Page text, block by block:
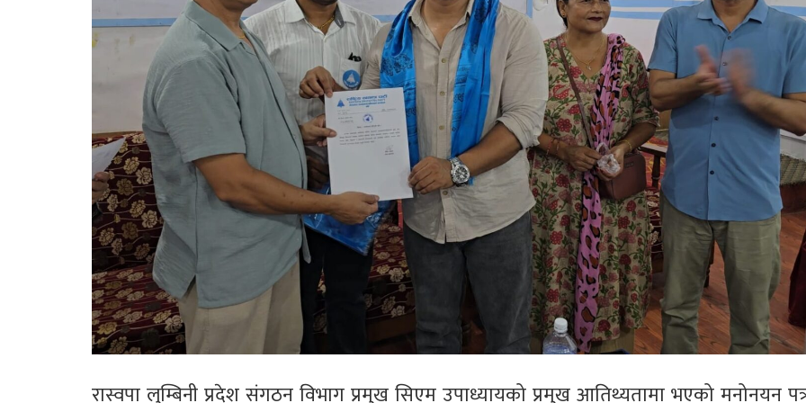
रास्वपा लुम्बिनी प्रदेश संगठन विभाग प्रमुख सिएम उपाध्यायको प्रमुख आतिथ्यतामा भएको मनोनयन